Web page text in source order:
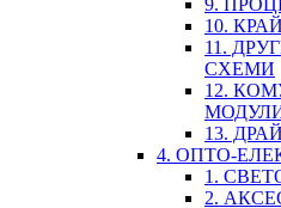
10.
11.
СХЕМИ
12.
13.
4. ОПТО-
1.
2.